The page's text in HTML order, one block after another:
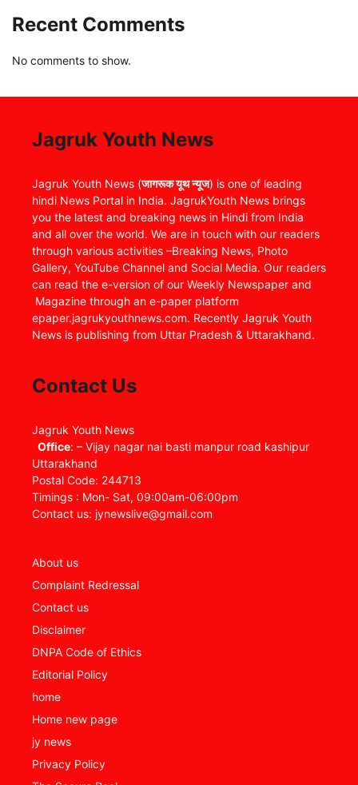
Recent Comments
No comments to show.
Jagruk Youth News
Jagruk Youth News (जागरूक यूथ न्यूज) is one of leading
hindi News Portal in India. JagrukYouth News brings
you the latest and breaking news in Hindi from India
and all over the world. We are in touch with our readers
through various activities –Breaking News, Photo
Gallery, YouTube Channel and Social Media. Our readers
can read the e-version of our Weekly Newspaper and
Magazine through an e-paper platform
epaper.jagrukyouthnews.com. Recently Jagruk Youth
News is publishing from Uttar Pradesh & Uttarakhand.
Contact Us
Jagruk Youth News
Office: – Vijay nagar nai basti manpur road kashipur
Uttarakhand
Postal Code: 244713
Timings : Mon- Sat, 09:00am-06:00pm
Contact us: jynewslive@gmail.com
About us
Complaint Redressal
Contact us
Disclaimer
DNPA Code of Ethics
Editorial Policy
home
Home new page
jy news
Privacy Policy